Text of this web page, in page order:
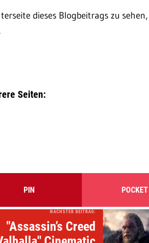
dieses Blogbeitrags zu sehen,
Seiten:
PIN POCKET
NÄCHSTER BEITRAG:
"Assassin’s Creed